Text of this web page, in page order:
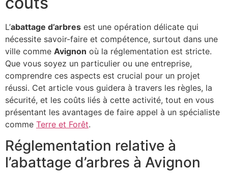
L’abattage d’arbres est une opération délicate qui
nécessite savoir-faire et compétence, surtout dans une
ville comme Avignon où la réglementation est stricte.
Que vous soyez un particulier ou une entreprise,
comprendre ces aspects est crucial pour un projet
réussi. Cet article vous guidera à travers les règles, la
sécurité, et les coûts liés à cette activité, tout en vous
présentant les avantages de faire appel à un spécialiste
comme Terre et Forêt.
Réglementation relative à
l’abattage d’arbres à Avignon